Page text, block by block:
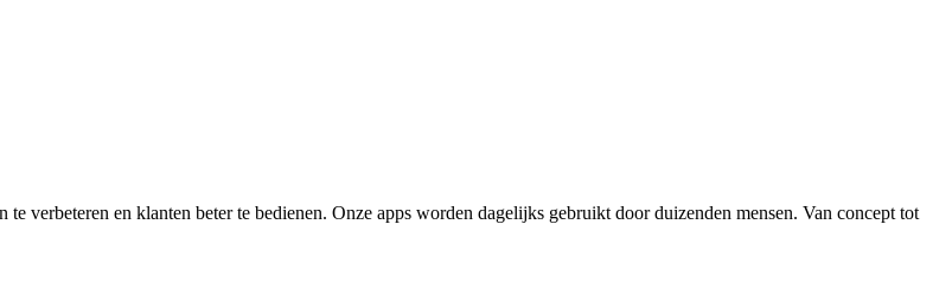
verbeteren en klanten beter te bedienen. Onze apps worden dagelijks gebruikt door duizenden mensen. Van concept tot